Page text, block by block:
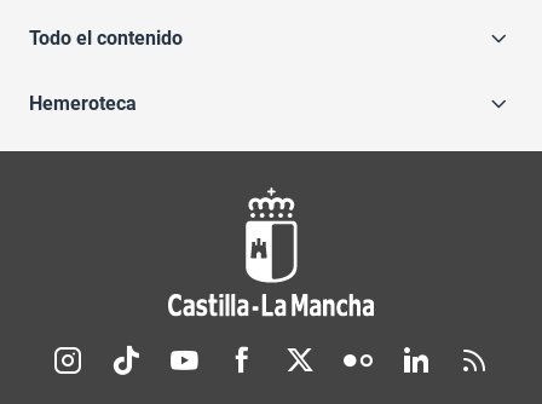
Todo el contenido
Hemeroteca
Redes sociales JCCM